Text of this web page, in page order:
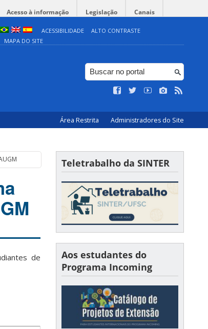
Acesso à informação Legislação Canais
ACESSIBILIDADE
ALTO CONTRASTE
MAPA DO SITE
Área Restrita Administradores do Site
de
Teletrabalho da SINTER
Aos estudantes do
Programa Incoming